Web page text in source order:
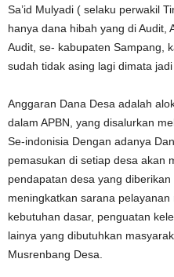
Sa’id Mulyadi ( selaku perwakil
hanya dana hibah yang di Audit,
Audit, se- kabupaten Sampang,
sudah tidak asing lagi dimata
Anggaran Dana Desa adalah
dalam APBN, yang disalurkan
Se-indonisia Dengan adanya
pemasukan di setiap desa akan
pendapatan desa yang
meningkatkan sarana
kebutuhan dasar, penguatan
lainya yang dibutuhkan
Musrenbang Desa.